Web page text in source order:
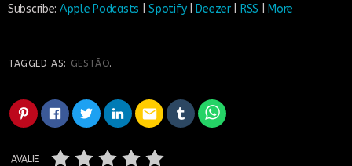
Subscribe: Apple Podcasts |Spotify| Deezer| RSS More
TAGGED AS: GESTÃO.
email
AVALIE